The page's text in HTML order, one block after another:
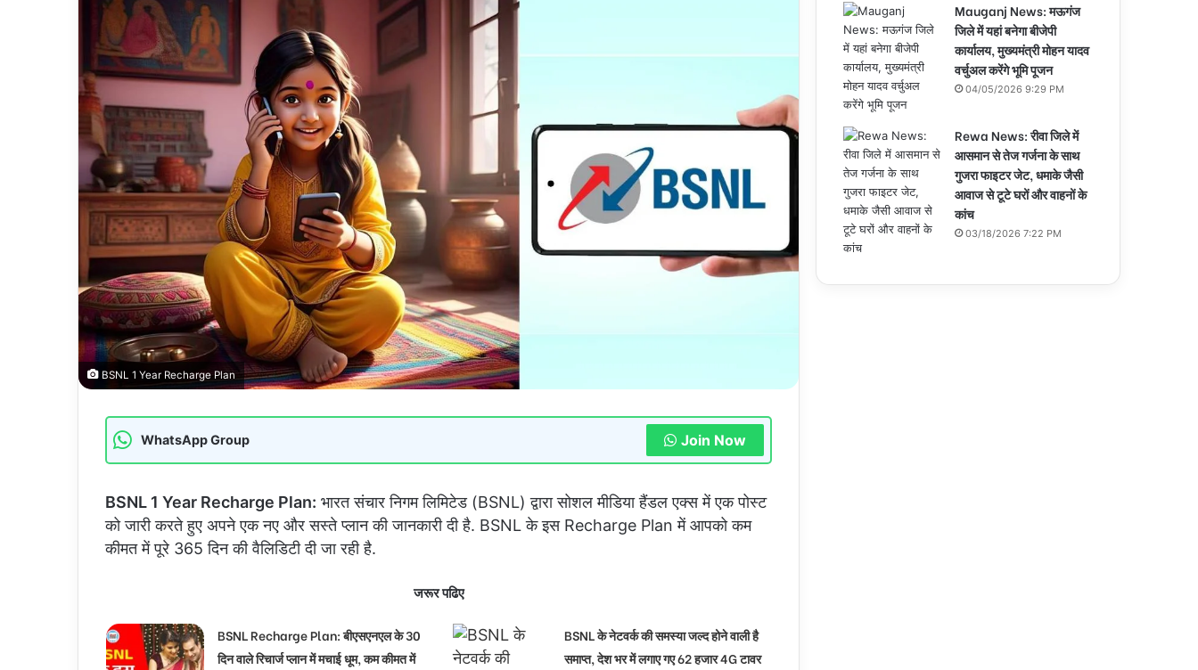
BSNL 1 Year Recharge Plan
WhatsApp Group Join Now
BSNL 1 Year Recharge Plan: भारत संचार निगम लिमिटेड (BSNL) द्वारा सोशल मीडिया हैंडल एक्स में एक पोस्ट
को जारी करते हुए अपने एक नए और सस्ते प्लान की जानकारी दी है. BSNL के इस Recharge Plan में आपको कम
कीमत में पूरे 365 दिन की वैलिडिटी दी जा रही है.
जरूर पढिए
BSNL Recharge Plan: बीएसएनएल के 30
दिन वाले रिचार्ज प्लान में मचाई धूम, कम कीमत में
BSNL के नेटवर्क की समस्या जल्द होने वाली है
समाप्त, देश भर में लगाए गए 62 हजार 4G टावर
Mauganj News: मऊगंज
जिले में यहां बनेगा बीजेपी
कार्यालय, मुख्यमंत्री मोहन यादव
वर्चुअल करेंगे भूमि पूजन
04/05/2026 9:29 PM
Rewa News: रीवा जिले में
आसमान से तेज गर्जना के साथ
गुजरा फाइटर जेट, धमाके जैसी
आवाज से टूटे घरों और वाहनों के
कांच
03/18/2026 7:22 PM